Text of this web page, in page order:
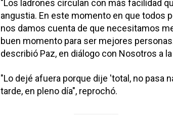
"Los ladrones circulan con más facilidad
angustia. En este momento en que todos
nos damos cuenta de que necesitamos
buen momento para ser mejores
describió Paz, en diálogo con Nosotros a
"Lo dejé afuera porque dije 'total, no pasa
tarde, en pleno día", reprochó.